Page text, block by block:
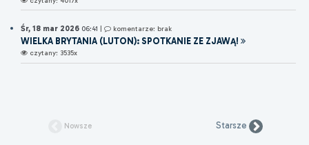
Śr, 18 mar 2026 06:41 komentarze: brak
WIELKA BRYTANIA (LUTON): SPOTKANIE ZE ZJAWĄ!
czytany: 3535x
Nowsze Starsze